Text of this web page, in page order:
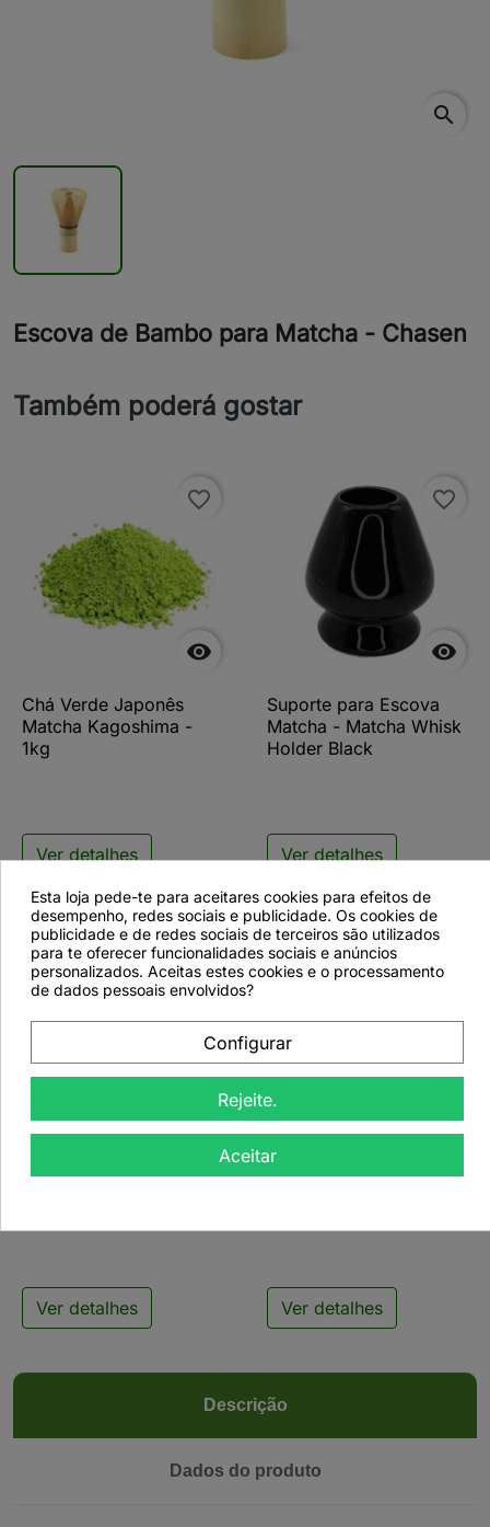
search
Escova de Bambo para Matcha - Chasen
Também poderá gostar

favorite_border
Chá Verde Japonês
Matcha Kagoshima -
1kg
Ver detalhes

favorite_border
Suporte para Escova
Matcha - Matcha Whisk
Holder Black
Ver detalhes
favorite_border
Matcha - Matcha Whisk
Ver detalhes
Taça de Cerâmica para
Matcha - Chawan Akari
Ver detalhes
Descrição
Dados do produto
Esta loja pede-te para aceitares cookies para efeitos de
desempenho, redes sociais e publicidade. Os cookies de
publicidade e de redes sociais de terceiros são utilizados
para te oferecer funcionalidades sociais e anúncios
personalizados. Aceitas estes cookies e o processamento
de dados pessoais envolvidos?
Configurar
Rejeite.
Aceitar